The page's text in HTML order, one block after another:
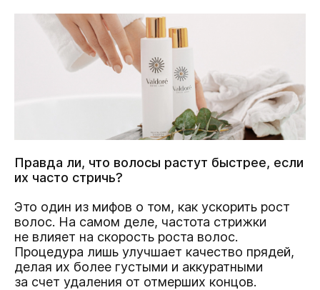
Правда ли, что волосы растут быстрее, если
их часто стричь?
Это один из мифов о том, как ускорить рост
волос. На самом деле, частота стрижки
не влияет на скорость роста волос.
Процедура лишь улучшает качество прядей,
делая их более густыми и аккуратными
за счет удаления от отмерших концов.